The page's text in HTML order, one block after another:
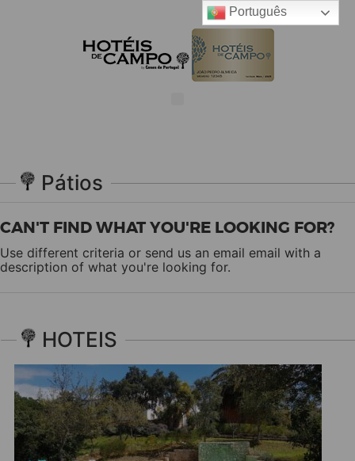
Pátios
CAN'T FIND WHAT YOU'RE LOOKING FOR?
Use different criteria or send us an email email with a
description of what you're looking for.
HOTEIS
Português